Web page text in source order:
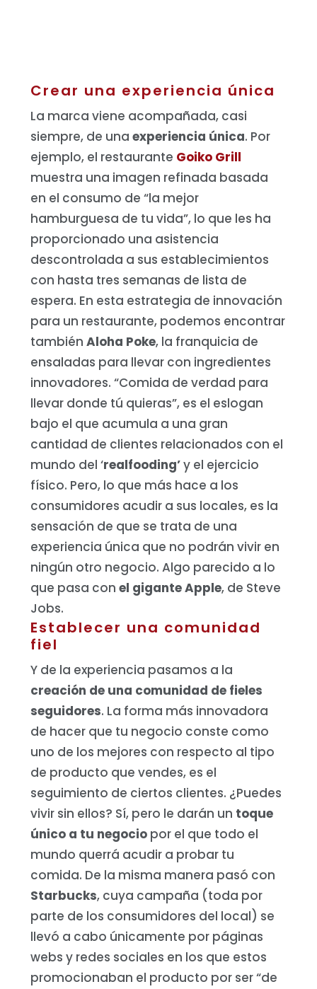
Crear una experiencia única
La marca viene acompañada, casi
siempre, de unaexperiencia única. Por
ejemplo, el restaurante Goiko Grill
muestra una imagen refinada basada
en el consumo de “la mejor
hamburguesa de tu vida”, lo que les ha
proporcionado una asistencia
descontrolada a sus establecimientos
con hasta tres semanas de lista de
espera. En esta estrategia de innovación
para un restaurante, podemos encontrar
tambiénAloha Poke, la franquicia de
ensaladas para llevar con ingredientes
innovadores. “Comida de verdad para
llevar donde tú quieras”, es el eslogan
bajo el que acumula a una gran
cantidad de clientes relacionados con el
mundo del ‘realfooding’y el ejercicio
físico. Pero, lo que más hace a los
consumidores acudir a sus locales, es la
sensación de que se trata de una
experiencia única que no podrán vivir en
ningún otro negocio. Algo parecido a lo
que pasa conel gigante Apple, de Steve
Jobs.
Establecer una comunidad
fiel
Y de la experiencia pasamos a la
creación de una comunidad de fieles
seguidores. La forma más innovadora
de hacer que tu negocio conste como
uno de los mejores con respecto al tipo
de producto que vendes, es el
seguimiento de ciertos clientes. ¿Puedes
vivir sin ellos? Sí, pero le darán un toque
único a tu negocio por el que todo el
mundo querrá acudir a probar tu
comida. De la misma manera pasó con
Starbucks, cuya campaña (toda por
parte de los consumidores del local) se
llevó a cabo únicamente por páginas
webs y redes sociales en los que estos
promocionaban el producto por ser “de